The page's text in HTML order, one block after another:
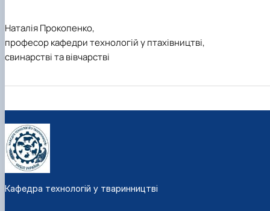
Наталія Прокопенко,
професор кафедри технологій у птахівництві,
свинарстві та вівчарстві
Кафедра технологій у тваринництві